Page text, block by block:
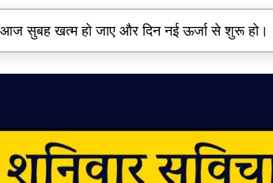
सुबह खत्म हो जाए और दिन नई ऊर्जा से शुरू हो।